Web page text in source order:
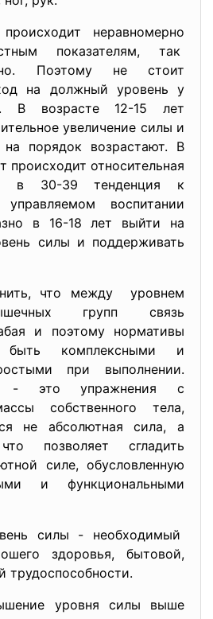
неравномерно
показателям, так
Поэтому не стоит
на должный уровень у
В возрасте 12-15 лет
увеличение силы и
порядок возрастают. В
происходит относительная
а в 30-39 тенденция к
воспитании
в 16-18 лет выйти на
силы и поддерживать
что между уровнем
групп связь
и поэтому нормативы
комплексными и
при выполнении.
- это упражнения с
собственного тела,
не абсолютная сила, а
позволяет сгладить
силе, обусловленную
и функциональными
силы - необходимый
здоровья, бытовой,
трудоспособности.
уровня силы выше